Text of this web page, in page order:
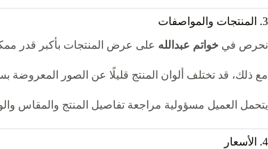
3. المنتجات والمواصفات
نحرص في خواتم عبدالله على عرض المنتجات بأكبر قدر
مع ذلك، قد تختلف ألوان المنتج قليلًا عن الصور المعروضة
يتحمل العميل مسؤولية مراجعة تفاصيل المنتج والمقاس
4. الأسعار